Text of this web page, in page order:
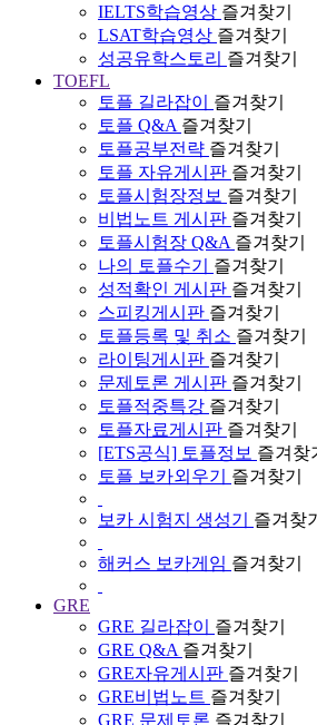
IELTS학습영상 즐겨찾기
LSAT학습영상 즐겨찾기
성공유학스토리 즐겨찾기
TOEFL
토플 길라잡이
즐겨찾기
토플 Q&A 즐겨찾기
토플공부전략 즐겨찾기
토플 자유게시판 즐겨찾기
토플시험장정보 즐겨찾기
비법노트 게시판 즐겨찾기
토플시험장 Q&A 즐겨찾기
나의 토플수기
즐겨찾기
성적확인 게시판 즐겨찾기
스피킹게시판 즐겨찾기
토플등록 및 취소 즐겨찾기
라이팅게시판 즐겨찾기
문제토론 게시판 즐겨찾기
토플적중특강 즐겨찾기
토플자료게시판 즐겨찾기
[ETS공식] 토플정보 즐겨찾
토플 보카외우기
즐겨찾기
보카 시험지 생성기 즐겨찾기
해커스 보카게임 즐겨찾기
GRE
GRE 길라잡이
즐겨찾기
GRE Q&A 즐겨찾기
GRE자유게시판 즐겨찾기
GRE비법노트 즐겨찾기
GRE 문제토론 즐겨찾기